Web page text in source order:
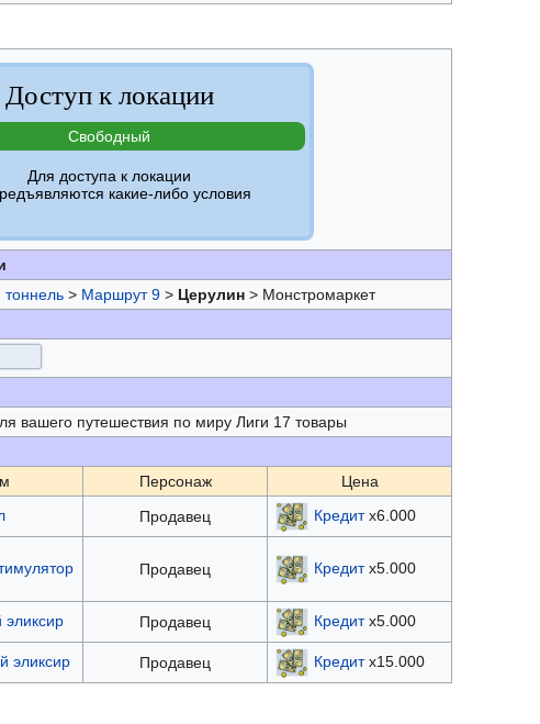
Доступ к локации
Свободный
Для доступа к локации
какие-либо условия
тоннель > Маршрут 9 > Церулин > Монстромаркет
вашего путешествия по миру Лиги 17 товары
Персонаж
Цена
Продавец Кредитx6.000
Продавец Кредитx5.000
Продавец Кредитx5.000
эликсир Продавец Кредитx15.000